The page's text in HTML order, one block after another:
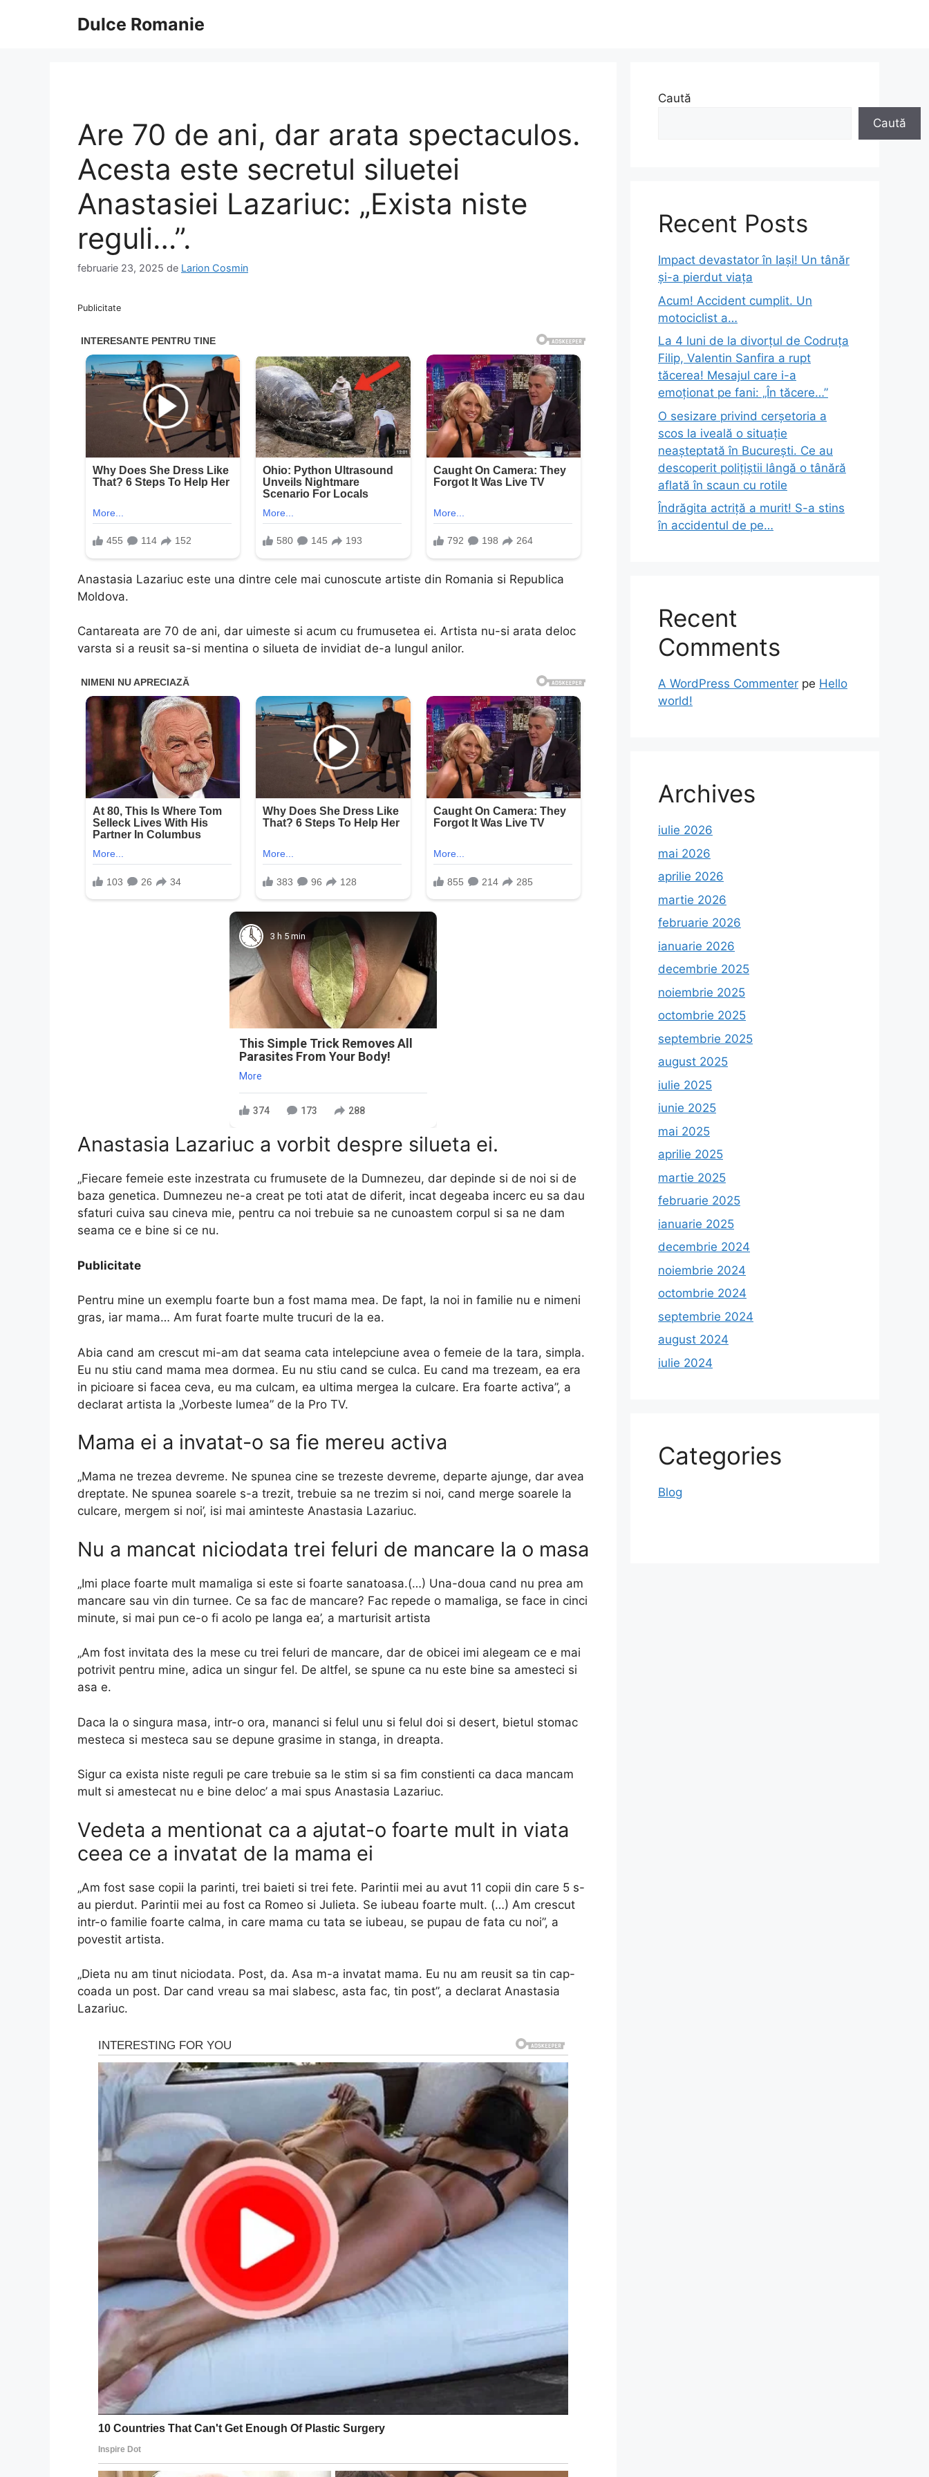
Dulce Romanie
Are 70 de ani, dar arata spectaculos.
Acesta este secretul siluetei
Anastasiei Lazariuc: „Exista niste
reguli…”.
februarie 23, 2025 de Larion Cosmin
Publicitate
Anastasia Lazariuc este una dintre cele mai cunoscute artiste din Romania si Republica
Moldova.
Cantareata are 70 de ani, dar uimeste si acum cu frumusetea ei. Artista nu-si arata deloc
varsta si a reusit sa-si mentina o silueta de invidiat de-a lungul anilor.
3 h 5 min
This Simple Trick Removes All
Parasites From Your Body!
More
374 173 288
Anastasia Lazariuc a vorbit despre silueta ei.
„Fiecare femeie este inzestrata cu frumusete de la Dumnezeu, dar depinde si de noi si de
baza genetica. Dumnezeu ne-a creat pe toti atat de diferit, incat degeaba incerc eu sa dau
sfaturi cuiva sau cineva mie, pentru ca noi trebuie sa ne cunoastem corpul si sa ne dam
seama ce e bine si ce nu.
Publicitate
Pentru mine un exemplu foarte bun a fost mama mea. De fapt, la noi in familie nu e nimeni
gras, iar mama… Am furat foarte multe trucuri de la ea.
Abia cand am crescut mi-am dat seama cata intelepciune avea o femeie de la tara, simpla.
Eu nu stiu cand mama mea dormea. Eu nu stiu cand se culca. Eu cand ma trezeam, ea era
in picioare si facea ceva, eu ma culcam, ea ultima mergea la culcare. Era foarte activa”, a
declarat artista la „Vorbeste lumea” de la Pro TV.
Mama ei a invatat-o sa fie mereu activa
„Mama ne trezea devreme. Ne spunea cine se trezeste devreme, departe ajunge, dar avea
dreptate. Ne spunea soarele s-a trezit, trebuie sa ne trezim si noi, cand merge soarele la
culcare, mergem si noi’, isi mai aminteste Anastasia Lazariuc.
Nu a mancat niciodata trei feluri de mancare la o masa
„Imi place foarte mult mamaliga si este si foarte sanatoasa.(…) Una-doua cand nu prea am
mancare sau vin din turnee. Ce sa fac de mancare? Fac repede o mamaliga, se face in cinci
minute, si mai pun ce-o fi acolo pe langa ea’, a marturisit artista
„Am fost invitata des la mese cu trei feluri de mancare, dar de obicei imi alegeam ce e mai
potrivit pentru mine, adica un singur fel. De altfel, se spune ca nu este bine sa amesteci si
asa e.
Daca la o singura masa, intr-o ora, mananci si felul unu si felul doi si desert, bietul stomac
mesteca si mesteca sau se depune grasime in stanga, in dreapta.
Sigur ca exista niste reguli pe care trebuie sa le stim si sa fim constienti ca daca mancam
mult si amestecat nu e bine deloc’ a mai spus Anastasia Lazariuc.
Vedeta a mentionat ca a ajutat-o foarte mult in viata
ceea ce a invatat de la mama ei
„Am fost sase copii la parinti, trei baieti si trei fete. Parintii mei au avut 11 copii din care 5 s-
au pierdut. Parintii mei au fost ca Romeo si Julieta. Se iubeau foarte mult. (…) Am crescut
intr-o familie foarte calma, in care mama cu tata se iubeau, se pupau de fata cu noi”, a
povestit artista.
„Dieta nu am tinut niciodata. Post, da. Asa m-a invatat mama. Eu nu am reusit sa tin cap-
coada un post. Dar cand vreau sa mai slabesc, asta fac, tin post”, a declarat Anastasia
Lazariuc.
Caută
Caută
Recent Posts
Impact devastator în Iași! Un tânăr
și-a pierdut viața
Acum! Accident cumplit. Un
motociclist a…
La 4 luni de la divorțul de Codruța
Filip, Valentin Sanfira a rupt
tăcerea! Mesajul care i-a
emoționat pe fani: „În tăcere…”
O sesizare privind cerșetoria a
scos la iveală o situație
neașteptată în București. Ce au
descoperit polițiștii lângă o tânără
aflată în scaun cu rotile
Îndrăgita actriță a murit! S-a stins
în accidentul de pe…
Recent
Comments
A WordPress Commenter pe Hello
world!
Archives
iulie 2026
mai 2026
aprilie 2026
martie 2026
februarie 2026
ianuarie 2026
decembrie 2025
noiembrie 2025
octombrie 2025
septembrie 2025
august 2025
iulie 2025
iunie 2025
mai 2025
aprilie 2025
martie 2025
februarie 2025
ianuarie 2025
decembrie 2024
noiembrie 2024
octombrie 2024
septembrie 2024
august 2024
iulie 2024
Categories
Blog